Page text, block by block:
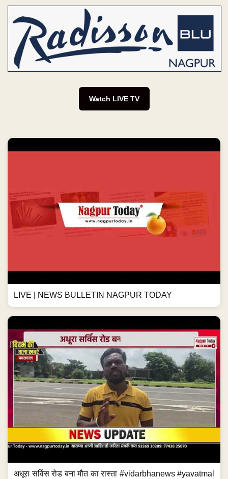
Watch LIVE TV
LIVE | NEWS BULLETIN NAGPUR TODAY
अधूरा सर्विस रोड बना मौत का रास्ता #vidarbhanews #yavatmal